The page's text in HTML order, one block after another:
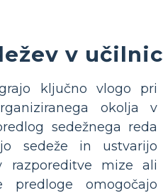
v
ključno vlogo pri
okolja v
sedežnega reda
sedeže in ustvarijo
razporeditve mize ali
omogočajo